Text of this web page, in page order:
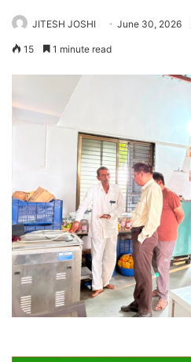
JITESH JOSHI June 30, 2026
15 1 minute read